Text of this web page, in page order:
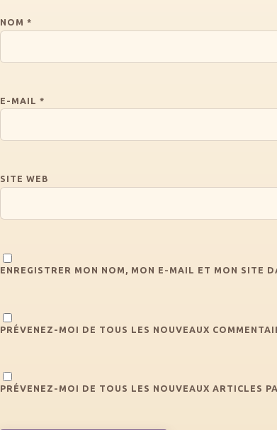
NOM *
E-MAIL *
SITE WEB
ENREGISTRER MON NOM, MON E-MAIL ET MON SITE
PRÉVENEZ-MOI DE TOUS LES NOUVEAUX
PRÉVENEZ-MOI DE TOUS LES NOUVEAUX ARTICLES